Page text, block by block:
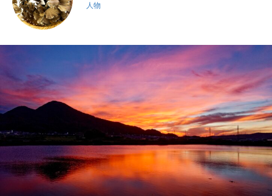
人物